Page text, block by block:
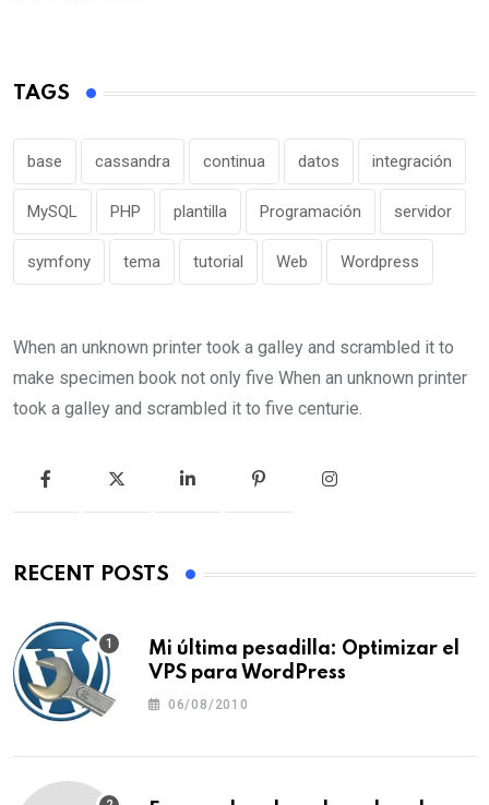
TAGS
base cassandra continua datos integración
MySQL PHP plantilla Programación servidor
symfony tema tutorial Web Wordpress
When an unknown printer took a galley and scrambled it to
make specimen book not only five When an unknown printer
took a galley and scrambled it to five centurie.
RECENT POSTS
Mi última pesadilla: Optimizar el
VPS para WordPress
06/08/2010